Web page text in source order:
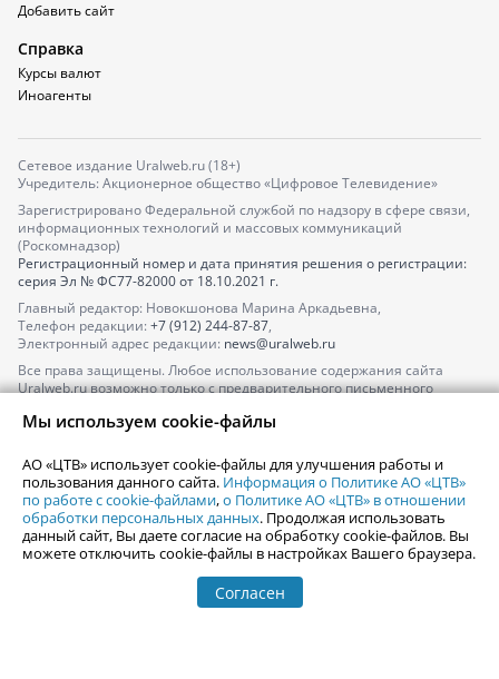
Добавить сайт
Справка
Курсы валют
Иноагенты
Сетевое издание Uralweb.ru (18+)
Учредитель: Акционерное общество «Цифровое Телевидение»
Зарегистрировано Федеральной службой по надзору в сфере связи,
информационных технологий и массовых коммуникаций
(Роскомнадзор)
Регистрационный номер и дата принятия решения о регистрации:
серия Эл № ФС77-82000от 18.10.2021 г.
Главный редактор: Новокшонова Марина Аркадьевна,
Телефон редакции: +7 (912) 244-87-87,
Электронный адрес редакции: news@uralweb.ru
Все права защищены. Любое использование содержания сайта
Uralweb.ru возможно только с предварительного письменного
По вопросам размещения рекламы обращайтесь по тел.
По вопросам размещения информации в разделе «Афиша»
afisha@uralweb.ru
Пользовательское соглашение на использование сайта
Политика АО «ЦТВ» в отношении обработки персональных данных
Мы используем cookie-файлы
АО «ЦТВ» использует cookie-файлы для улучшения работы и
пользования данного сайта. Информация о Политике АО «ЦТВ»
по работе с cookie-файлами,о Политике АО «ЦТВ» в отношении
обработки персональных данных. Продолжая использовать
данный сайт, Вы даете согласие на обработку cookie-файлов. Вы
можете отключить cookie-файлы в настройках Вашего браузера.
Согласен